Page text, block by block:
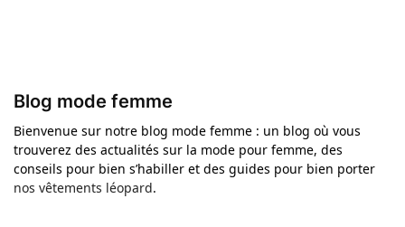
Blog mode femme
Bienvenue sur notre blog mode femme : un blog où vous
trouverez des actualités sur la mode pour femme, des
conseils pour bien s’habiller et des guides pour bien porter
nos vêtements léopard.